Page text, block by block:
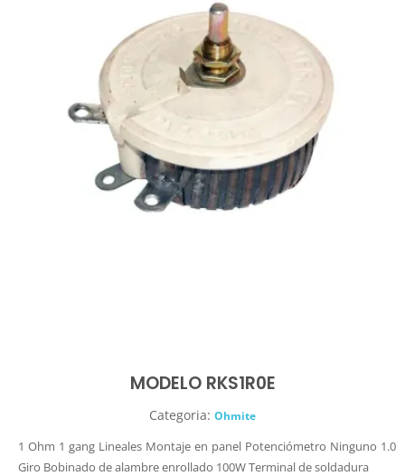
MODELO RKS1R0E
Categoria: Ohmite
1 Ohm 1 gang Lineales Montaje en panel Potenciómetro Ninguno 1.0
Giro Bobinado de alambre enrollado 100W Terminal de soldadura